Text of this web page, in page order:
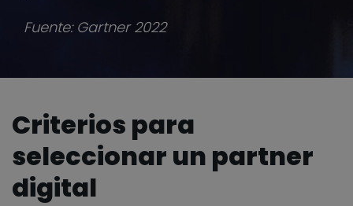
Fuente: Gartner 2022
Criterios para
seleccionar un partner
digital